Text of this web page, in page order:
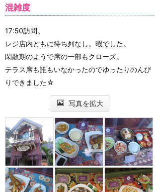
混雑度
17:50訪問。
レジ店内ともに待ち列なし。暇でした。
閑散期のようで席の一部もクローズ。
テラス席も誰もいなかったのでゆったりのんび
りできました☆
写真を拡大